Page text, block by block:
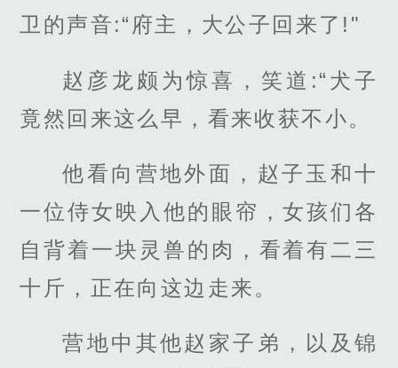
卫的声音:“府主，大公子回来了!"
赵彦龙颇为惊喜，笑道:“犬子
竟然回来这么早，看来收获不小。
他看向营地外面，赵子玉和十
一位侍女映入他的眼帘，女孩们各
自背着一块灵兽的肉，看着有二三
十斤，正在向这边走来。
营地中其他赵家子弟，以及锦